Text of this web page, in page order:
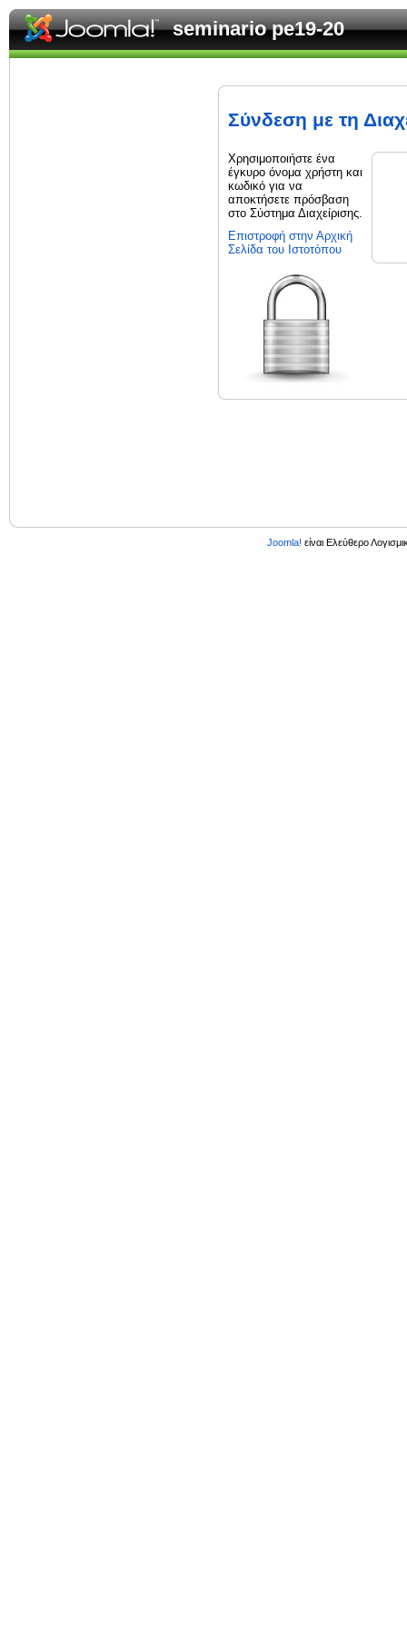
seminario pe19-20
Σύνδεση με τη
Χρησιμοποιήστε ένα
έγκυρο όνομα χρήστη και
κωδικό για να
αποκτήσετε πρόσβαση
στο Σύστημα Διαχείρισης.
Επιστροφή στην Αρχική
Σελίδα του Ιστοτόπου
Joomla! είναι Ελεύθερο